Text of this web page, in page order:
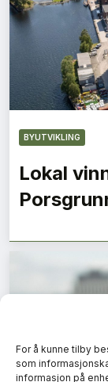
For å kunne tilby
som
informasjon på
BYUTVIKLING
Lokal